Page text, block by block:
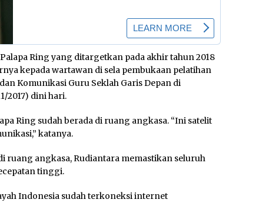
Ring yang ditargetkan pada akhir tahun 2018
kepada wartawan di sela pembukaan pelatihan
Komunikasi Guru Seklah Garis Depan di
2017) dini hari.
Ring sudah berada di ruang angkasa. “Ini satelit
katanya.
ruang angkasa, Rudiantara memastikan seluruh
tinggi.
Indonesia sudah terkoneksi internet